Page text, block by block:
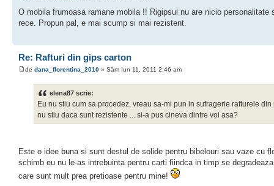
O mobila frumoasa ramane mobila !! Rigipsul nu are nicio personalitate
rece. Propun pal, e mai scump si mai rezistent.
Re: Rafturi din gips carton
de dana_florentina_2010 » Sâm Iun 11, 2011 2:46 am
elena87 scrie:
Eu nu stiu cum sa procedez, vreau sa-mi pun in sufragerie rafturele din
nu stiu daca sunt rezistente ... si-a pus cineva dintre voi asa?
Este o idee buna si sunt destul de solide pentru bibelouri sau vaze cu
schimb eu nu le-as intrebuinta pentru carti fiindca in timp se
care sunt mult prea pretioase pentru mine!